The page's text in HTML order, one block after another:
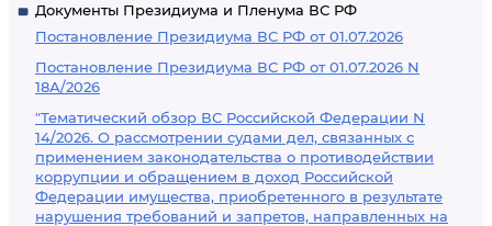
Документы Президиума и Пленума ВС РФ
Постановление Президиума ВС РФ от 01.07.2026
Постановление Президиума ВС РФ от 01.07.2026 N
18А/2026
"Тематический обзор ВС Российской Федерации N
14/2026. О рассмотрении судами дел, связанных с
применением законодательства о противодействии
коррупции и обращением в доход Российской
Федерации имущества, приобретенного в результате
нарушения требований и запретов, направленных на